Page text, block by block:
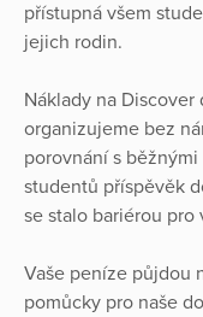
přístupná všem
jejich rodin.
Náklady na
organizujeme bez
porovnání s
studentů příspěvěk
se stalo bariérou
Vaše peníze půjdou
pomůcky pro naše